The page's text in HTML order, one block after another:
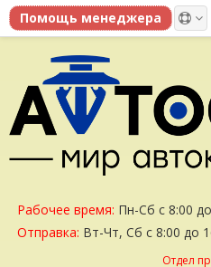
Рабочее время: Пн-Сб с 8:00
Отправка: Вт-Чт, Сб с 8:00 до
Отдел